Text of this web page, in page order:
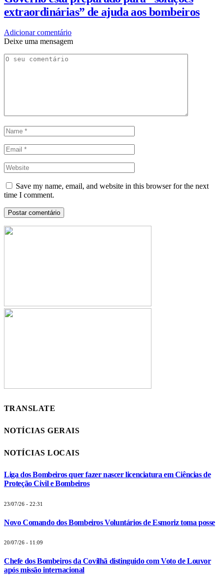
extraordinárias” de ajuda aos bombeiros
Adicionar comentário
Deixe uma mensagem
Save my name, email, and website in this browser for the next
time I comment.
TRANSLATE
NOTÍCIAS GERAIS
NOTÍCIAS LOCAIS
Liga dos Bombeiros quer fazer nascer licenciatura em Ciências de
Proteção Civil e Bombeiros
23/07/26 - 22:31
Novo Comando dos Bombeiros Voluntários de Esmoriz toma posse
20/07/26 - 11:09
Chefe dos Bombeiros da Covilhã distinguido com Voto de Louvor
após missão internacional